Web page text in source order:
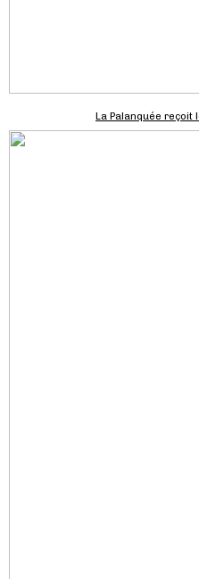
La Palanquée reçoit